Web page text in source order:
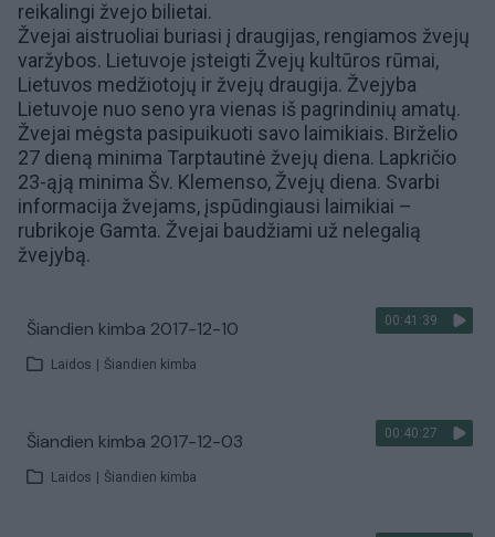
reikalingi žvejo bilietai.
Žvejai aistruoliai buriasi į draugijas, rengiamos žvejų
varžybos. Lietuvoje įsteigti Žvejų kultūros rūmai,
Lietuvos medžiotojų ir žvejų draugija. Žvejyba
Lietuvoje nuo seno yra vienas iš pagrindinių amatų.
Žvejai mėgsta pasipuikuoti savo laimikiais. Birželio
27 dieną minima Tarptautinė žvejų diena. Lapkričio
23-ąją minima Šv. Klemenso, Žvejų diena. Svarbi
informacija žvejams, įspūdingiausi laimikiai –
rubrikoje Gamta. Žvejai baudžiami už nelegalią
žvejybą.
00:41:39
Šiandien kimba 2017-12-10
Laidos Šiandien kimba
00:40:27
Šiandien kimba 2017-12-03
Laidos Šiandien kimba